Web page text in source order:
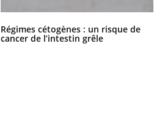
Régimes cétogènes : un risque de
cancer de l’intestin grêle